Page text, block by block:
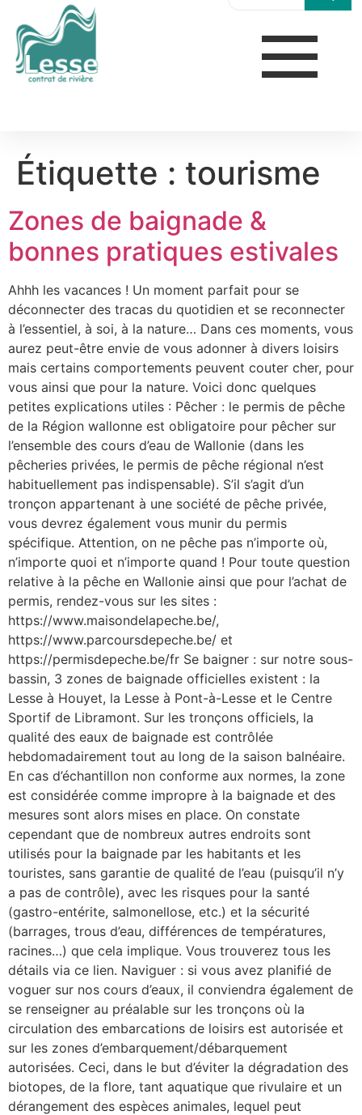
Étiquette : tourisme
Zones de baignade &
bonnes pratiques estivales
Ahhh les vacances ! Un moment parfait pour se
déconnecter des tracas du quotidien et se reconnecter
à l’essentiel, à soi, à la nature… Dans ces moments, vous
aurez peut-être envie de vous adonner à divers loisirs
mais certains comportements peuvent couter cher, pour
vous ainsi que pour la nature. Voici donc quelques
petites explications utiles : Pêcher : le permis de pêche
de la Région wallonne est obligatoire pour pêcher sur
l’ensemble des cours d’eau de Wallonie (dans les
pêcheries privées, le permis de pêche régional n’est
habituellement pas indispensable). S’il s’agit d’un
tronçon appartenant à une société de pêche privée,
vous devrez également vous munir du permis
spécifique. Attention, on ne pêche pas n’importe où,
n’importe quoi et n’importe quand ! Pour toute question
relative à la pêche en Wallonie ainsi que pour l’achat de
permis, rendez-vous sur les sites :
https://www.maisondelapeche.be/,
https://www.parcoursdepeche.be/ et
https://permisdepeche.be/fr Se baigner : sur notre sous-
bassin, 3 zones de baignade officielles existent : la
Lesse à Houyet, la Lesse à Pont-à-Lesse et le Centre
Sportif de Libramont. Sur les tronçons officiels, la
qualité des eaux de baignade est contrôlée
hebdomadairement tout au long de la saison balnéaire.
En cas d’échantillon non conforme aux normes, la zone
est considérée comme impropre à la baignade et des
mesures sont alors mises en place. On constate
cependant que de nombreux autres endroits sont
utilisés pour la baignade par les habitants et les
touristes, sans garantie de qualité de l’eau (puisqu’il n’y
a pas de contrôle), avec les risques pour la santé
(gastro-entérite, salmonellose, etc.) et la sécurité
(barrages, trous d’eau, différences de températures,
racines…) que cela implique. Vous trouverez tous les
détails via ce lien. Naviguer : si vous avez planifié de
voguer sur nos cours d’eaux, il conviendra également de
se renseigner au préalable sur les tronçons où la
circulation des embarcations de loisirs est autorisée et
sur les zones d’embarquement/débarquement
autorisées. Ceci, dans le but d’éviter la dégradation des
biotopes, de la flore, tant aquatique que rivulaire et un
dérangement des espèces animales, lequel peut